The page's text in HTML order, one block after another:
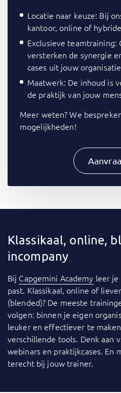
Locatie naar keuze: Bij
kantoor, online of
Exclusieve teamtraining:
versterken de synergie
cases uit jouw
Maatwerk: De inhoud is
de praktijk van jouw
Meer weten? We
mogelijkheden!
Klassikaal, online,
incompany
Bij Capgemini Academy leer je
past. Klassikaal, online of
(blended)? De meeste
volgen: binnen je eigen
leuker en effectiever te
verschillende tools. Denk aan
webinars en praktijkcases. En
terecht bij jouw trainer.